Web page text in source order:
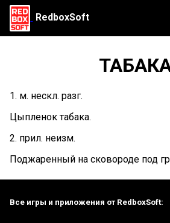
RedboxSoft
1. м. нескл. разг.
Цыпленок табака.
2. прил. неизм.
Поджаренный на сковороде под
Все игры и приложения от RedboxSoft: